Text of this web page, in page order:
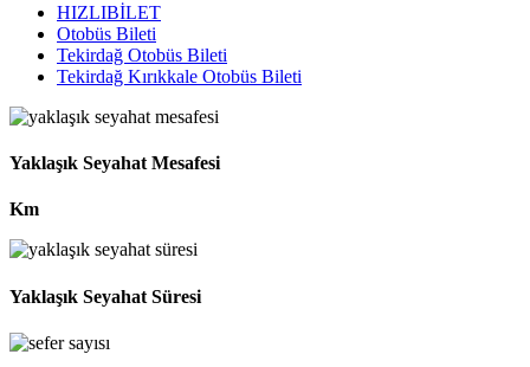
HIZLIBİLET
Otobüs Bileti
Tekirdağ Otobüs Bileti
Tekirdağ Kırıkkale Otobüs Bileti
Yaklaşık Seyahat Mesafesi
Km
Yaklaşık Seyahat Süresi